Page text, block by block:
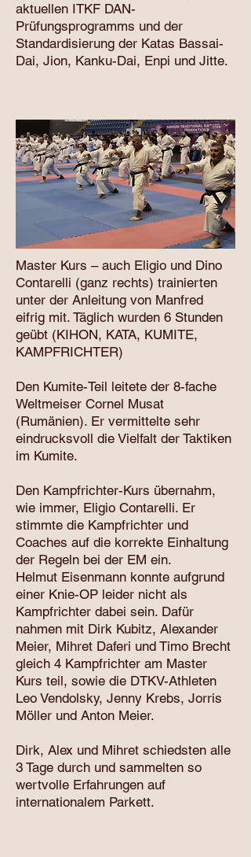
aktuellen ITKF DAN-
Prüfungsprogramms und der
Standardisierung der Katas Bassai-
Dai, Jion, Kanku-Dai, Enpi und Jitte.
Master Kurs – auch Eligio und Dino
Contarelli (ganz rechts) trainierten
unter der Anleitung von Manfred
eifrig mit. Täglich wurden 6 Stunden
geübt (KIHON, KATA, KUMITE,
KAMPFRICHTER)
Den Kumite-Teil leitete der 8-fache
Weltmeiser Cornel Musat
(Rumänien). Er vermittelte sehr
eindrucksvoll die Vielfalt der Taktiken
im Kumite.
Den Kampfrichter-Kurs übernahm,
wie immer, Eligio Contarelli. Er
stimmte die Kampfrichter und
Coaches auf die korrekte Einhaltung
der Regeln bei der EM ein.
Helmut Eisenmann konnte aufgrund
einer Knie-OP leider nicht als
Kampfrichter dabei sein. Dafür
nahmen mit Dirk Kubitz, Alexander
Meier, Mihret Daferi und Timo Brecht
gleich 4 Kampfrichter am Master
Kurs teil, sowie die DTKV-Athleten
Leo Vendolsky, Jenny Krebs, Jorris
Möller und Anton Meier.
Dirk, Alex und Mihret schiedsten alle
3 Tage durch und sammelten so
wertvolle Erfahrungen auf
internationalem Parkett.